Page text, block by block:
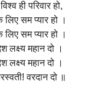
ही परिवार हो,
सम प्यार हो ।
सम प्यार हो ।
लक्ष्य महान दो ।
लक्ष्य महान दो ।
वरदान दो ॥